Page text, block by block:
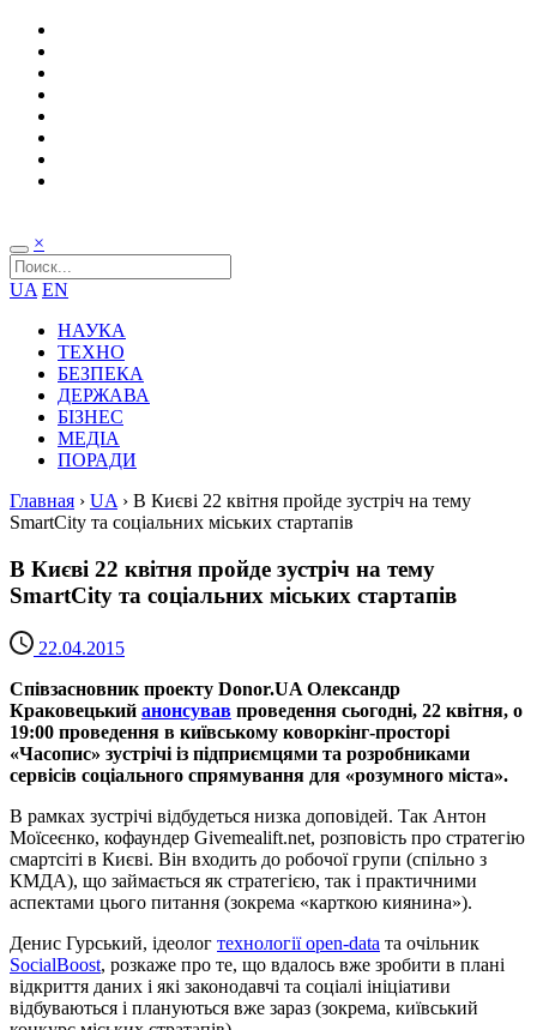
×
UA EN
НАУКА
ТЕХНО
БЕЗПЕКА
ДЕРЖАВА
БІЗНЕС
МЕДІА
ПОРАДИ
Главная › UA › В Києві 22 квітня пройде зустріч на тему
SmartCity та соціальних міських стартапів
В Києві 22 квітня пройде зустріч на тему
SmartCity та соціальних міських стартапів
22.04.2015
Співзасновник проекту Donor.UA Олександр
Краковецький анонсував проведення сьогодні, 22 квітня, о
19:00 проведення в київському коворкінг-просторі
«Часопис» зустрічі із підприємцями та розробниками
сервісів соціального спрямування для «розумного міста».
В рамках зустрічі відбудеться низка доповідей. Так Антон
Моїсеєнко, кофаундер Givemealift.net, розповість про стратегію
смартсіті в Києві. Він входить до робочої групи (спільно з
КМДА), що займається як стратегією, так і практичними
аспектами цього питання (зокрема «карткою киянина»).
Денис Гурський, ідеолог технології open-data та очільник
SocialBoost, розкаже про те, що вдалось вже зробити в плані
відкриття даних і які законодавчі та соціалі ініціативи
відбуваються і плануються вже зараз (зокрема, київський